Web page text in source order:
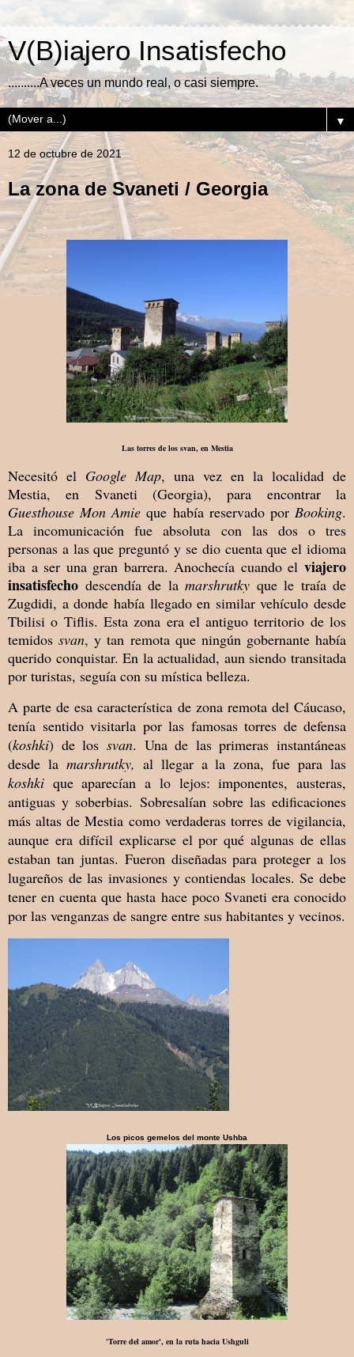
V(B)iajero Insatisfecho
..........A veces un mundo real, o casi siempre.
▼
12 de octubre de 2021
La zona de Svaneti / Georgia
Las torres de los svan, en Mestia
Necesitó el Google Map, una vez en la localidad de
Mestia, en Svaneti (Georgia), para encontrar la
Guesthouse Mon Amie que había reservado porBooking.
La incomunicación fue absoluta con las dos o tres
personas a las que preguntó y se dio cuenta que el idioma
iba a ser una gran barrera. Anochecía cuando el viajero
insatisfecho descendía de la marshrutky que le traía de
Zugdidi, a donde había llegado en similar vehículo desde
Tbilisi o Tiflis. Esta zona era el antiguo territorio de los
temidossvan, y tan remota que ningún gobernante había
querido conquistar. En la actualidad, aun siendo transitada
por turistas, seguía con su mística belleza.
A parte de esa característica de zona remota del Cáucaso,
tenía sentido visitarla por las famosas torres de defensa
(koshki) de los svan. Una de las primeras instantáneas
desde la marshrutky, al llegar a la zona, fue para las
koshki que aparecían a lo lejos: imponentes, austeras,
antiguas y soberbias. Sobresalían sobre las edificaciones
más altas de Mestia como verdaderas torres de vigilancia,
aunque era difícil explicarse el por qué algunas de ellas
estaban tan juntas. Fueron diseñadas para proteger a los
lugareños de las invasiones y contiendas locales. Se debe
tener en cuenta que hasta hace poco Svaneti era conocido
por las venganzas de sangre entre sus habitantes y vecinos.
Los picos gemelos del monte Ushba
'Torre del amor', en la ruta hacia Ushguli